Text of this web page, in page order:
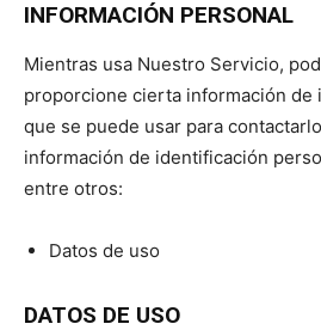
INFORMACIÓN PERSONAL
Mientras usa Nuestro Servicio,
proporcione cierta información de
que se puede usar para
información de identificación
entre otros:
Datos de uso
DATOS DE USO